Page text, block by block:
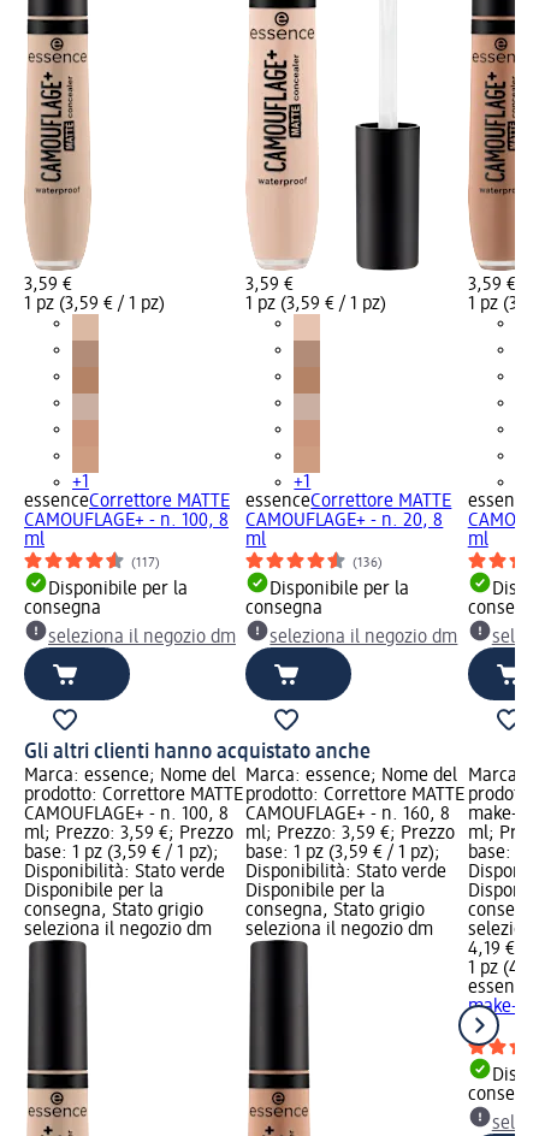
3,59 €
1 pz (3,59 € / 1 pz)
+1
essenceCorrettore MATTE
CAMOUFLAGE+ - n. 100, 8
ml
(117)
Disponibile per la
consegna
seleziona il negozio dm
3,59 €
1 pz (3,59 € / 1 pz)
+1
essenceCorrettore MATTE
CAMOUFLAGE+ - n. 20, 8
ml
(136)
Disponibile per la
consegna
seleziona il negozio dm
3,59 €
1 pz
essence
ml
Gli altri clienti hanno acquistato anche
Marca: essence; Nome del
prodotto: Correttore MATTE
CAMOUFLAGE+ - n. 100, 8
ml; Prezzo: 3,59 €; Prezzo
base: 1 pz (3,59 € / 1 pz);
Disponibilità: Stato verde
Disponibile per la
consegna, Stato grigio
seleziona il negozio dm
Marca: essence; Nome del
prodotto: Correttore MATTE
CAMOUFLAGE+ - n. 160, 8
ml; Prezzo: 3,59 €; Prezzo
base: 1 pz (3,59 € / 1 pz);
Disponibilità: Stato verde
Disponibile per la
consegna, Stato grigio
seleziona il negozio dm
Marca:
make-
ml;
base: 1
4,19 €
1 pz
essence
make-up
ml